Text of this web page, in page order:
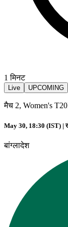
1 मिनट
Live UPCOMING
मैच 2, Women's
May 30, 18:30 (IST) |
बांग्लादेश